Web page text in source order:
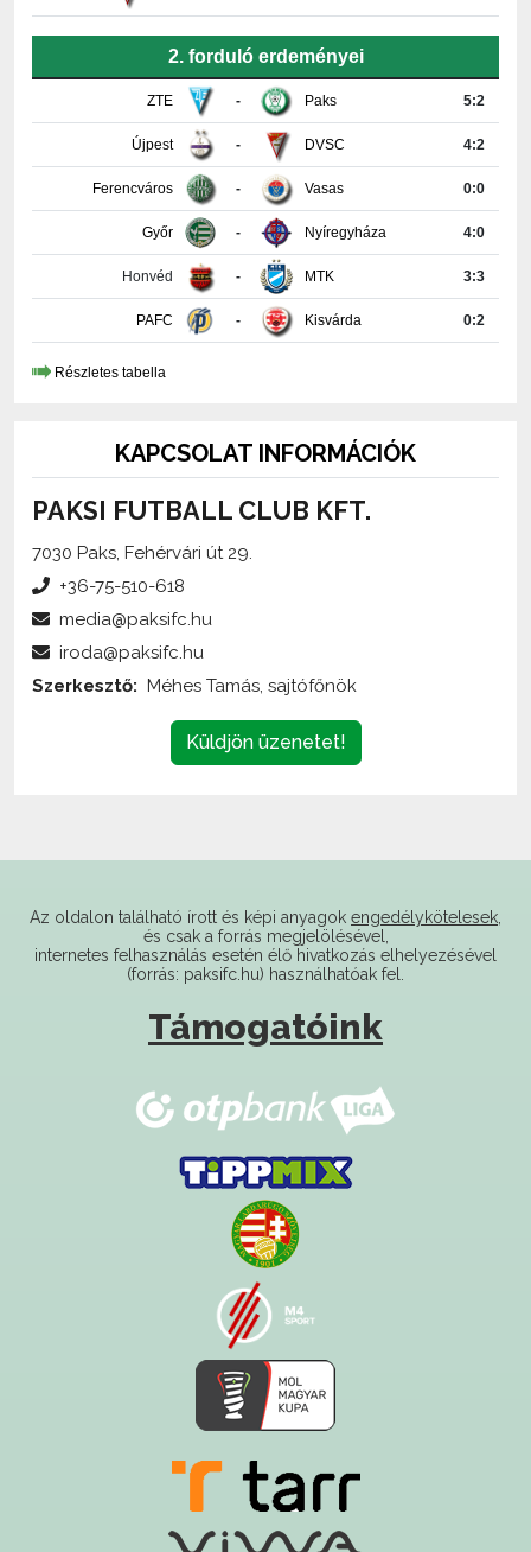
2. forduló erdeményei
ZTE - Paks 5:2
Újpest - DVSC 4:2
Ferencváros - Vasas 0:0
Győr - Nyíregyháza 4:0
Honvéd - MTK 3:3
PAFC - Kisvárda 0:2
Részletes tabella
KAPCSOLAT INFORMÁCIÓK
PAKSI FUTBALL CLUB KFT.
7030 Paks, Fehérvári út 29.
+36-75-510-618
media@paksifc.hu
iroda@paksifc.hu
Szerkesztő: Méhes Tamás, sajtófőnök
Küldjön üzenetet!
Az oldalon található írott és képi anyagok engedélykötelesek
és csak a forrás megjelölésével,
internetes felhasználás esetén élő hivatkozás elhelyezésével
(forrás: paksifc.hu) használhatóak fel.
Támogatóink